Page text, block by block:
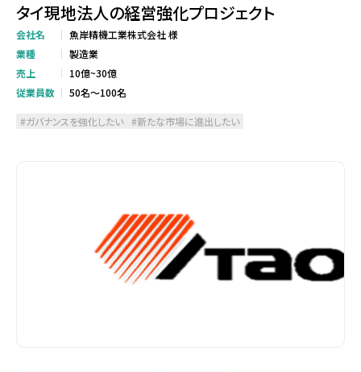
タイ現地法人の経営強化プロジェクト
会社名
魚岸精機工業株式会社 様
業種
製造業
売上
10億~30億
従業員数
50名～100名
ガバナンスを強化したい 新たな市場に進出したい